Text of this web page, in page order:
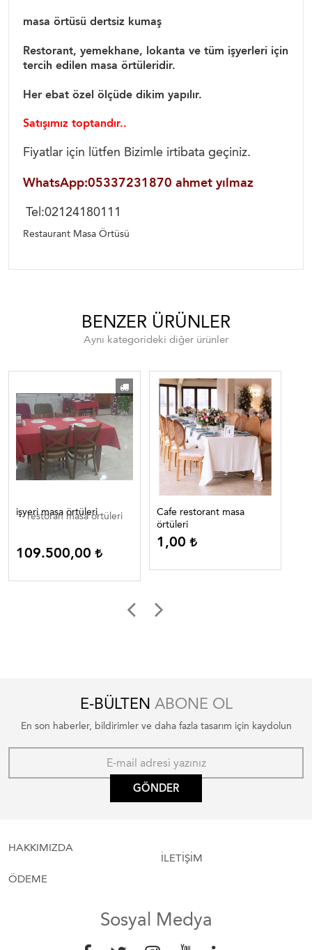
masa örtüsü dertsiz kumaş
Restorant, yemekhane, lokanta ve tüm işyerleri için
tercih edilen masa örtüleridir.
Her ebat özel ölçüde dikim yapılır.
Satışımız toptandır..
Fiyatlar için lütfen Bizimle irtibata geçiniz.
WhatsApp:05337231870 ahmet yılmaz
Tel:02124180111
Restaurant Masa Örtüsü
BENZER ÜRÜNLER
Aynı kategorideki diğer ürünler
işyeri masa örtüleri
restoran masa örtüleri
109.500,00
Cafe restorant masa
örtüleri
1,00
E-BÜLTEN ABONE OL
En son haberler, bildirimler ve daha fazla tasarım için kaydolun
GÖNDER
HAKKIMIZDA
ÖDEME
İLETİŞİM
Sosyal Medya